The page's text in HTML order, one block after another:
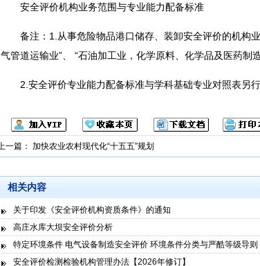
安全评价机构业务范围与专业能力配备标准
备注：1.从事危险物品港口储存、装卸安全评价的机构
气管道运输业”、 “石油加工业，化学原料、化学品及医药制
2.安全评价专业能力配备标准与学科基础专业对照表另行
上一篇： 加快农业农村现代化“十五五”规划
相关内容
关于印发《安全评价机构资质条件》的通知
高庄水库大坝安全评价分析
特定环境条件 电气设备制造安全评价 环境条件分类与严酷等级导则
安全评价检测检验机构管理办法【2026年修订】